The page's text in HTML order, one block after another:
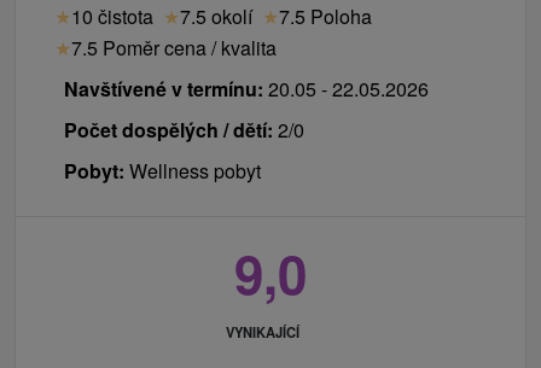
★10 čistota ★7.5 okolí ★7.5 Poloha
★7.5 Poměr cena / kvalita
Navštívené v termínu: 20.05 - 22.05.2026
Počet dospělých / dětí: 2/0
Pobyt: Wellness pobyt
9,0
VYNIKAJÍCÍ